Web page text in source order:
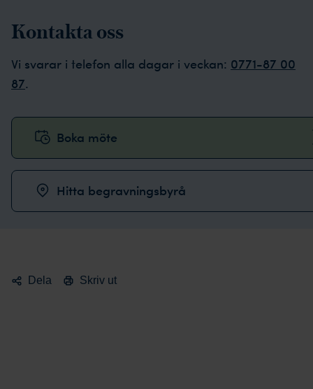
Kontakta oss
Vi svarar i telefon alla dagar i veckan: 0771-87 00
87.
Boka möte
Hitta begravningsbyrå
Dela Skriv ut